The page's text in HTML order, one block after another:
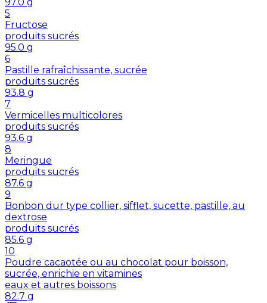
5
Fructose
produits sucrés
95.0 g
6
Pastille rafraîchissante, sucrée
produits sucrés
93.8 g
7
Vermicelles multicolores
produits sucrés
93.6 g
8
Meringue
produits sucrés
87.6 g
9
Bonbon dur type collier, sifflet, sucette, pastille, au
dextrose
produits sucrés
85.6 g
10
Poudre cacaotée ou au chocolat pour boisson,
sucrée, enrichie en vitamines
eaux et autres boissons
82.7 g